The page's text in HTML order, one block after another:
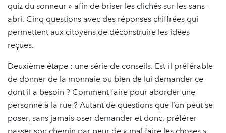
quiz du sonneur » afin de briser les clichés sur les sans-
abri. Cinq questions avec des réponses chiffrées qui
permettent aux citoyens de déconstruire les idées
reçues.
Deuxième étape : une série de conseils. Est-il préférable
de donner de la monnaie ou bien de lui demander ce
dont il a besoin ? Comment faire pour aborder une
personne à la rue ? Autant de questions que l’on peut se
poser, sans jamais oser demander et donc, préférer
passer son chemin par peur de « mal faire les choses ».